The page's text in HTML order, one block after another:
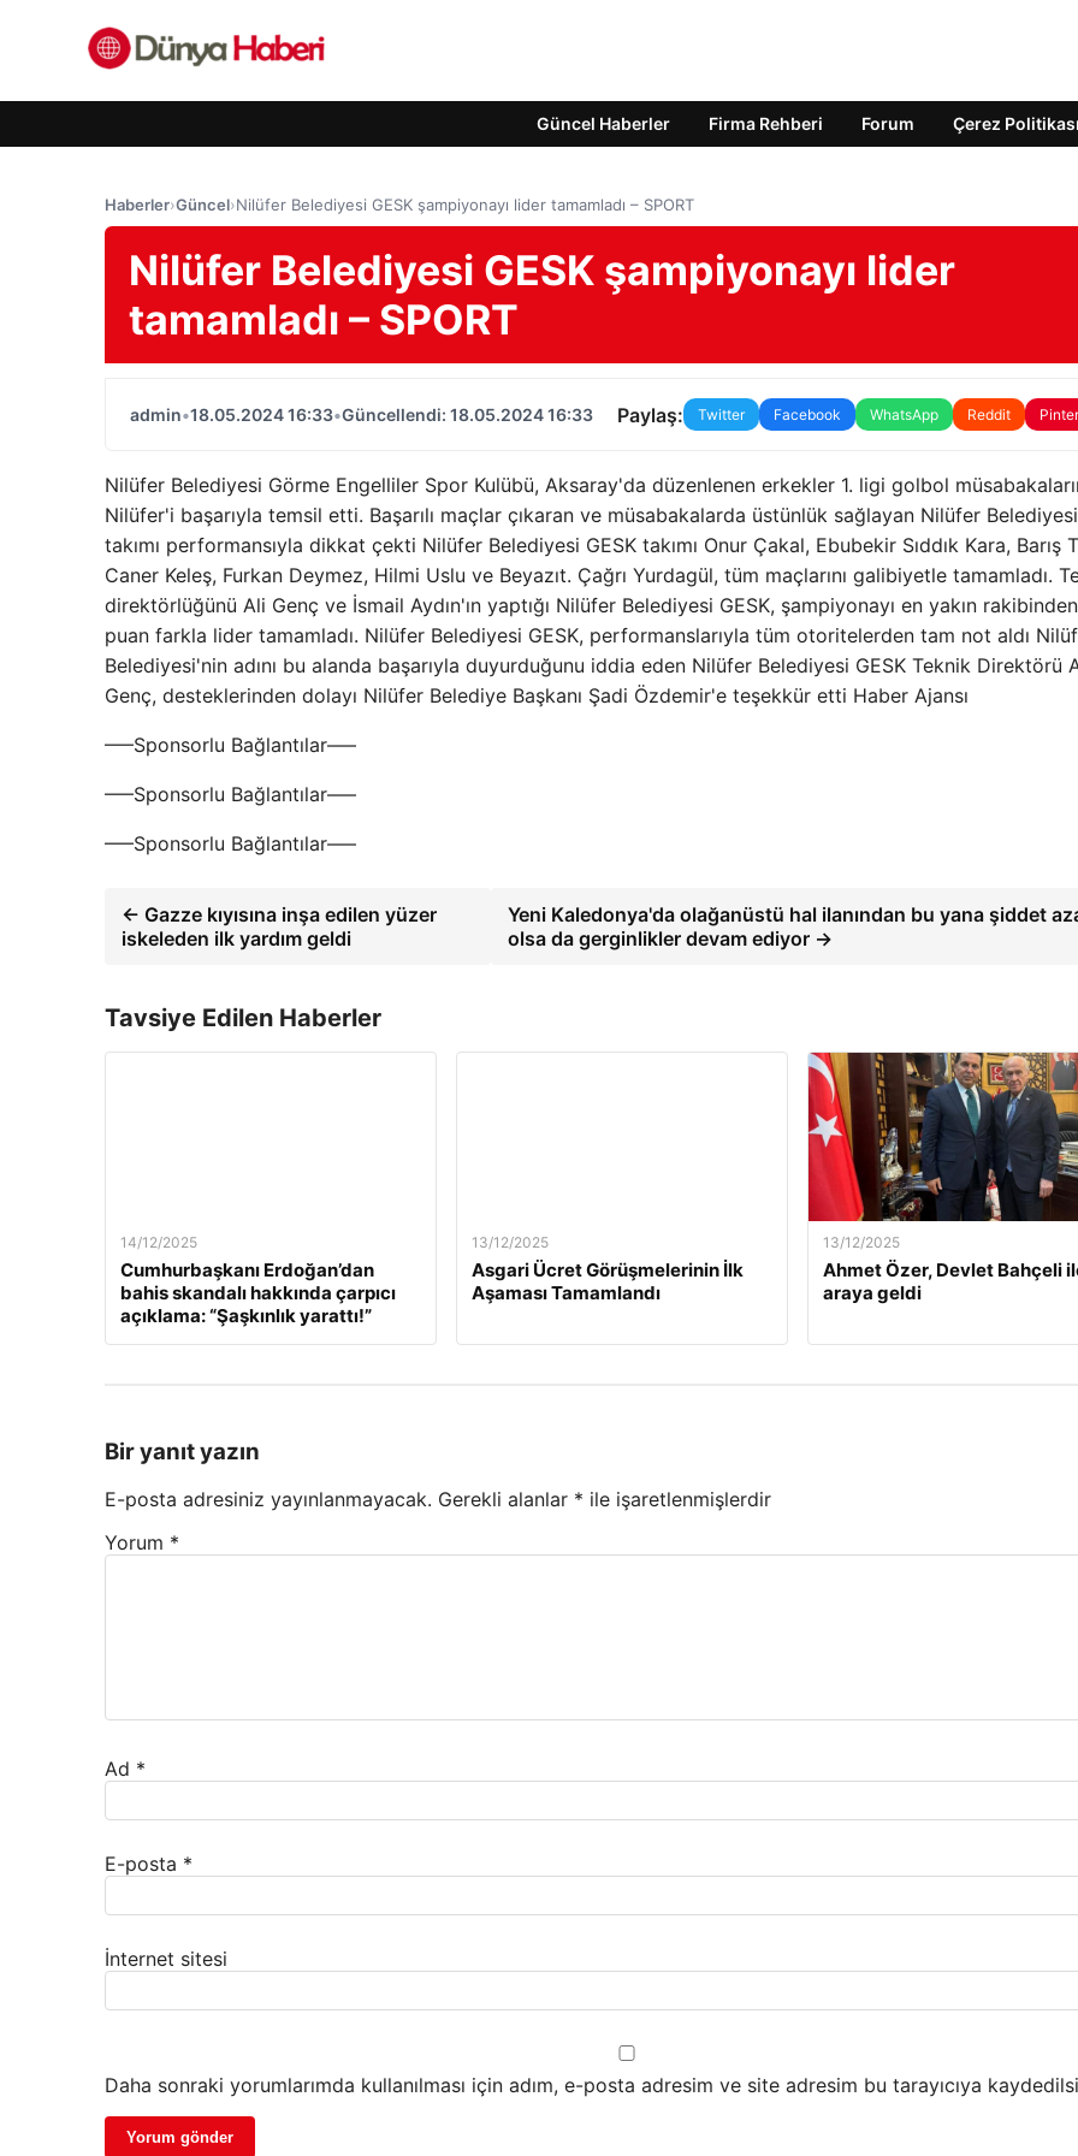
Güncel Haberler Firma Rehberi Forum Çerez Politikası
Haberler›Güncel›Nilüfer Belediyesi GESK şampiyonayı lider tamamladı – SPORT
Nilüfer Belediyesi GESK şampiyonayı lider
tamamladı – SPORT
admin•18.05.2024 16:33•Güncellendi: 18.05.2024 16:33 Paylaş: Twitter Facebook WhatsApp Reddit
Nilüfer Belediyesi Görme Engelliler Spor Kulübü, Aksaray'da düzenlenen erkekler 1. ligi golbol
Nilüfer'i başarıyla temsil etti. Başarılı maçlar çıkaran ve müsabakalarda üstünlük sağlayan Nilüfer
takımı performansıyla dikkat çekti Nilüfer Belediyesi GESK takımı Onur Çakal, Ebubekir Sıddık Kara, Barış
Caner Keleş, Furkan Deymez, Hilmi Uslu ve Beyazıt. Çağrı Yurdagül, tüm maçlarını galibiyetle tamamladı.
direktörlüğünü Ali Genç ve İsmail Aydın'ın yaptığı Nilüfer Belediyesi GESK, şampiyonayı en yakın
puan farkla lider tamamladı. Nilüfer Belediyesi GESK, performanslarıyla tüm otoritelerden tam not aldı
Belediyesi'nin adını bu alanda başarıyla duyurduğunu iddia eden Nilüfer Belediyesi GESK Teknik Direktörü
Genç, desteklerinden dolayı Nilüfer Belediye Başkanı Şadi Özdemir'e teşekkür etti Haber Ajansı
—–Sponsorlu Bağlantılar—–
—–Sponsorlu Bağlantılar—–
—–Sponsorlu Bağlantılar—–
← Gazze kıyısına inşa edilen yüzer
iskeleden ilk yardım geldi
Yeni Kaledonya'da olağanüstü hal ilanından bu yana şiddet
olsa da gerginlikler devam ediyor →
Tavsiye Edilen Haberler
14/12/2025
Cumhurbaşkanı Erdoğan’dan
bahis skandalı hakkında çarpıcı
açıklama: “Şaşkınlık yarattı!”
13/12/2025
Asgari Ücret Görüşmelerinin İlk
Aşaması Tamamlandı
13/12/2025
Ahmet Özer, Devlet Bahçeli
araya geldi
Bir yanıt yazın
E-posta adresiniz yayınlanmayacak. Gerekli alanlar * ile işaretlenmişlerdir
Yorum *
Ad *
E-posta *
İnternet sitesi
Daha sonraki yorumlarımda kullanılması için adım, e-posta adresim ve site adresim bu tarayıcıya